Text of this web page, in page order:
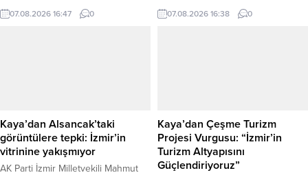
yakışmamaktadır” AK Parti
Karşıyaka İlçe Başkanı Selahattin
duranların bugün farklı bir söylemle
ortaya çıkması, Karşıyaka...
07.08.2026 16:47 0
iddialar, belediye çalışanları ve ilçe
kamuoyunda büyük merak
ciddi şüpheler ve iddialar olduğunu
açıkladı. “Maaştan Kesiliyor Ama
Borç ve Faiz...
07.08.2026 16:38 0
Kaya’dan Alsancak’taki
görüntülere tepki: İzmir’in
vitrinine yakışmıyor
AK Parti İzmir Milletvekili Mahmut
Kaya’dan Çeşme Turizm
Projesi Vurgusu: “İzmir’in
Turizm Altyapısını
Güçlendiriyoruz”